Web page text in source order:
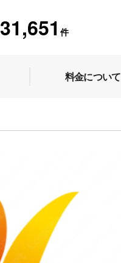
31,651 件
料金について